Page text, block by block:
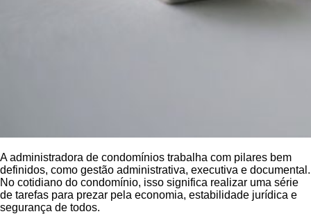
A administradora de condomínios trabalha com pilares bem
definidos, como gestão administrativa, executiva e documental.
No cotidiano do condomínio, isso significa realizar uma série
de tarefas para prezar pela economia, estabilidade jurídica e
segurança de todos.